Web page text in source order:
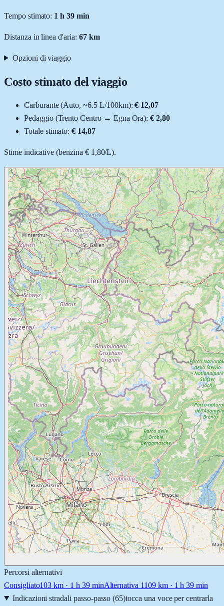
Tempo stimato: 1 h 39 min
Distanza in linea d'aria: 67km
Opzioni di viaggio
Costo stimato del viaggio
Carburante (Auto, ~6.5 L/100km): € 12,07
Pedaggio (Trento Centro→ Egna Ora): € 2,80
Totale stimato:€ 14,87
Stime indicative (benzina € 1,80/L).
Percorsi alternativi
Consigliato103 km · 1 h 39 minAlternativa 1109km · 1 h 39 min
Indicazioni stradali passo-passo (65)tocca una voce per centrarla